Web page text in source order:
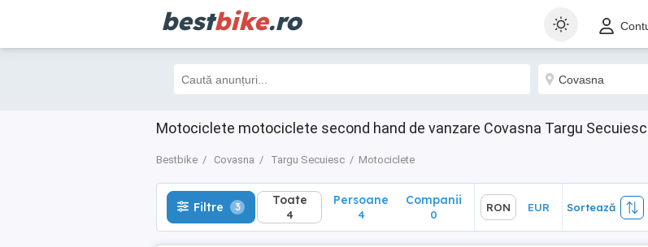
bestbike.ro
Motociclete motociclete second hand de vanzare Covasna Targu Secuiesc
Bestbike Covasna Targu Secuiesc Motociclete
Filtre 3 Toate
4
Sortează
Filtre 3 Toate
4
Persoane
4
Companii
0
RON EUR Sortează